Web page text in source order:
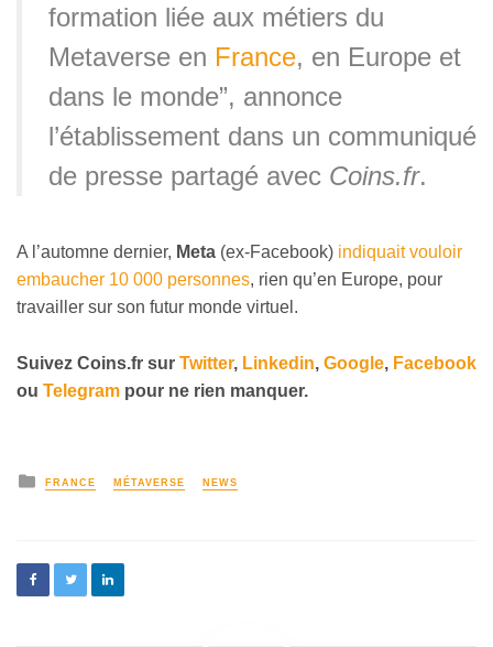
formation liée aux métiers du
Metaverse en France, en Europe et
dans le monde”, annonce
l’établissement dans un communiqué
de presse partagé avec Coins.fr.
A l’automne dernier, Meta (ex-Facebook) indiquait vouloir
embaucher 10 000 personnes, rien qu’en Europe, pour
travailler sur son futur monde virtuel.
Suivez Coins.fr sur Twitter, Linkedin, Google, Facebook
ou Telegram pour ne rien manquer.
FRANCE MÉTAVERSE NEWS